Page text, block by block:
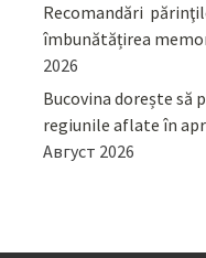
Recomandări
îmbunătățirea
2026
Bucovina dorește să
regiunile aflate în
Август 2026